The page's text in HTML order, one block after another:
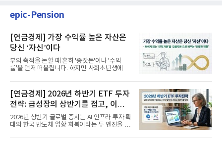
epic-Pension
[연금경제] 가장 수익률 높은 자산은
당신 ‘자신’이다
부의 축적을 논할 때 흔히 '종잣돈'이나 '수익
률'을 먼저 떠올립니다. 하지만 사회초년생에게
[연금경제] 2026년 하반기 ETF 투자
전략: 급성장의 상반기를 접고, 이제
'실적'이 가르는 하반기를 맞다
2026년 상반기 글로벌 증시는 AI 인프라 투자 확
대와 한국 반도체 업황 회복이라는 두 엔진을 달